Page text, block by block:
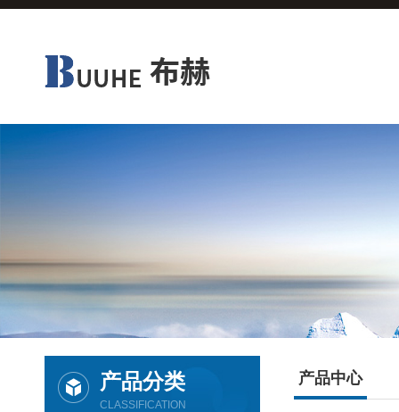
产品分类
CLASSIFICATION
产品中心